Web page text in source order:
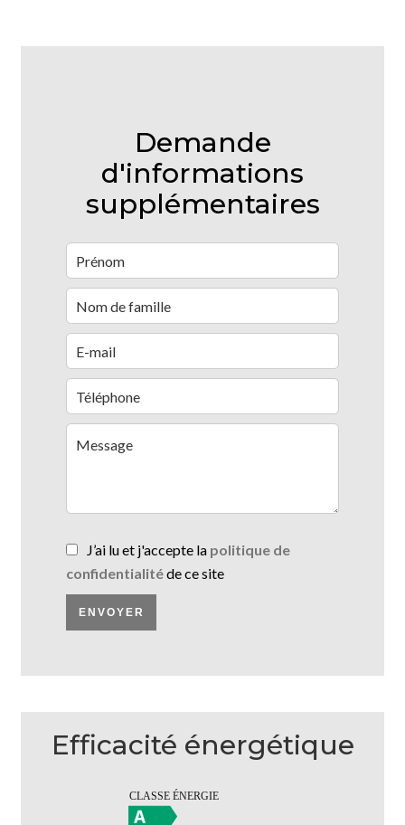
Demande
d'informations
supplémentaires
J’ai lu et j'accepte la politique de
confidentialitéde ce site
ENVOYER
Efficacité énergétique